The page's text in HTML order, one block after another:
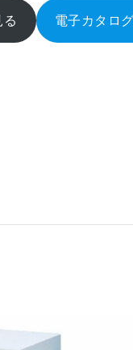
電子カタロ